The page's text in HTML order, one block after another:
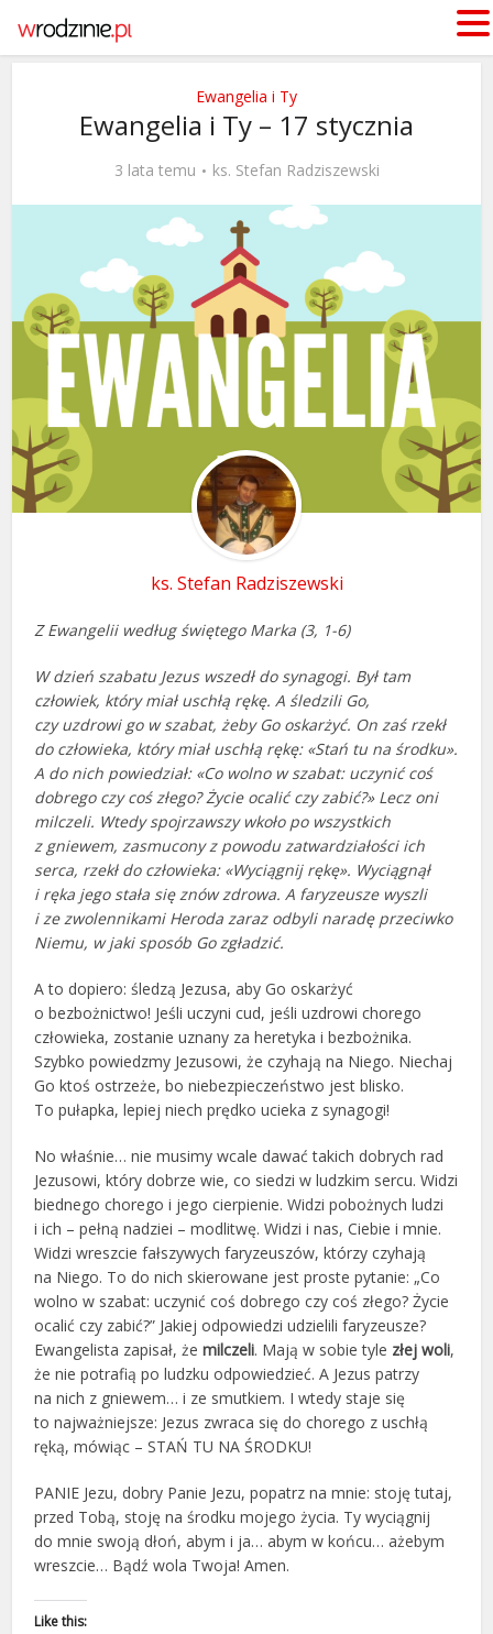
Ewangelia i Ty
Ewangelia i Ty – 17 stycznia
3 lata temu ks. Stefan Radziszewski
ks. Stefan Radziszewski
Z Ewangelii według świętego Marka (3, 1-6)
W dzień szabatu Jezus wszedł do synagogi. Był tam
człowiek, który miał uschłą rękę. A śledzili Go,
czy uzdrowi go w szabat, żeby Go oskarżyć. On zaś rzekł
do człowieka, który miał uschłą rękę: «Stań tu na środku».
A do nich powiedział: «Co wolno w szabat: uczynić coś
dobrego czy coś złego? Życie ocalić czy zabić?» Lecz oni
milczeli. Wtedy spojrzawszy wkoło po wszystkich
z gniewem, zasmucony z powodu zatwardziałości ich
serca, rzekł do człowieka: «Wyciągnij rękę». Wyciągnął
i ręka jego stała się znów zdrowa. A faryzeusze wyszli
i ze zwolennikami Heroda zaraz odbyli naradę przeciwko
Niemu, w jaki sposób Go zgładzić.
A to dopiero: śledzą Jezusa, aby Go oskarżyć
o bezbożnictwo! Jeśli uczyni cud, jeśli uzdrowi chorego
człowieka, zostanie uznany za heretyka i bezbożnika.
Szybko powiedzmy Jezusowi, że czyhają na Niego. Niechaj
Go ktoś ostrzeże, bo niebezpieczeństwo jest blisko.
To pułapka, lepiej niech prędko ucieka z synagogi!
No właśnie… nie musimy wcale dawać takich dobrych rad
Jezusowi, który dobrze wie, co siedzi w ludzkim sercu. Widzi
biednego chorego i jego cierpienie. Widzi pobożnych ludzi
i ich – pełną nadziei – modlitwę. Widzi i nas, Ciebie i mnie.
Widzi wreszcie fałszywych faryzeuszów, którzy czyhają
na Niego. To do nich skierowane jest proste pytanie: „Co
wolno w szabat: uczynić coś dobrego czy coś złego? Życie
ocalić czy zabić?” Jakiej odpowiedzi udzielili faryzeusze?
Ewangelista zapisał, żemilczeli. Mają w sobie tyle złej woli,
że nie potrafią po ludzku odpowiedzieć. A Jezus patrzy
na nich z gniewem… i ze smutkiem. I wtedy staje się
to najważniejsze: Jezus zwraca się do chorego z uschłą
ręką, mówiąc – STAŃ TU NA ŚRODKU!
PANIE Jezu, dobry Panie Jezu, popatrz na mnie: stoję tutaj,
przed Tobą, stoję na środku mojego życia. Ty wyciągnij
do mnie swoją dłoń, abym i ja… abym w końcu… ażebym
wreszcie… Bądź wola Twoja! Amen.
Like this: